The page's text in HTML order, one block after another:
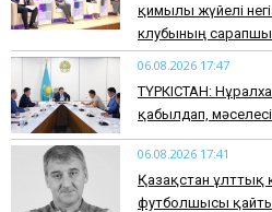
қимылы жүйелі
клубының
06.08.2026 17:47
ТҮРКІСТАН:
қабылдап,
06.08.2026 17:41
Қазақстан
футболшысы